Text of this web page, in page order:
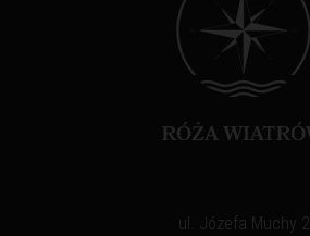
ul. Józefa Muchy 2